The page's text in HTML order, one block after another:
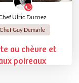
Ulric Durnez
Chef Guy Demarle
au chèvre et
poireaux